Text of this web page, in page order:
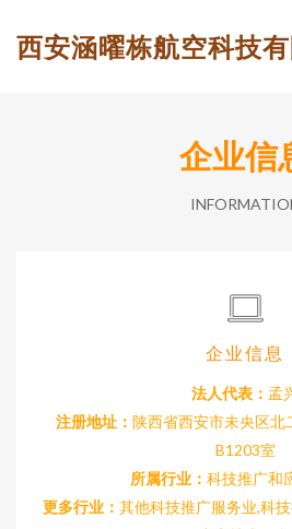
西安涵曜栋航空科技
企业信
企业信息
法人代表： 孟
注册地址： 陕西省西安市未央区北
B1203室
所属行业： 科技推广和
更多行业： 其他科技推广服务业,科